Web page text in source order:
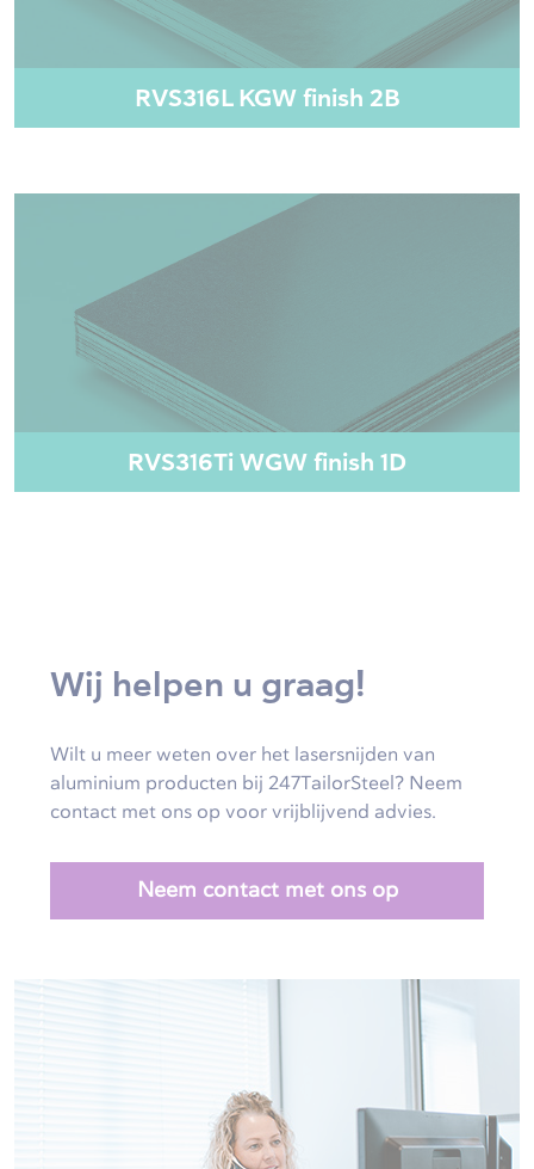
RVS316L KGW finish 2B
RVS316Ti WGW finish 1D
Wij helpen u graag!
Wilt u meer weten over het lasersnijden van
aluminium producten bij 247TailorSteel? Neem
contact met ons op voor vrijblijvend advies.
Neem contact met ons op